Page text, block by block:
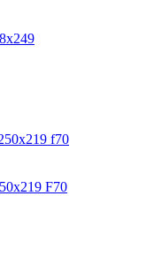
F70